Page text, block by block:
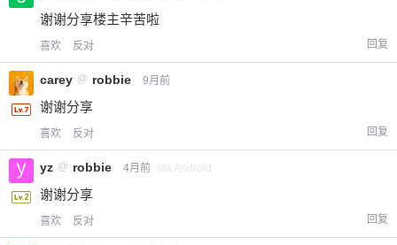
谢谢分享楼主辛苦啦
喜欢 反对 回复
carey @ robbie 9月前
谢谢分享
喜欢 反对 回复
yz @ robbie 4月前 via Android
谢谢分享
喜欢 反对 回复